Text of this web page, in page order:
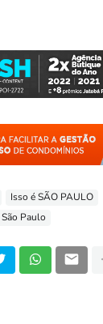
Isso é SÃO PAULO
São Paulo